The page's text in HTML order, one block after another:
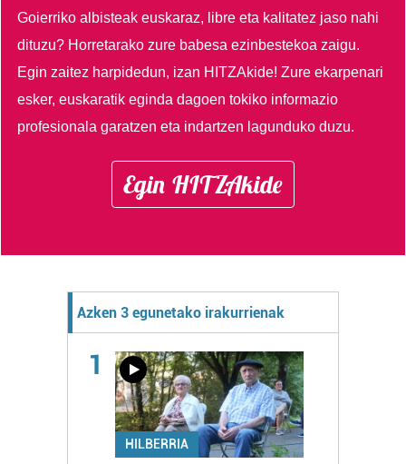
Goierriko albisteak euskaraz, libre eta kalitatez jaso nahi
dituzu? Horretarako zure babesa ezinbestekoa zaigu.
Egin zaitez harpidedun, izan HITZAkide!Zure ekarpenari
esker, euskaratik eginda dagoen tokiko informazio
profesionala garatzen eta indartzen lagunduko duzu.
Egin HITZAkide
Azken 3 egunetako irakurrienak
1
HILBERRIA